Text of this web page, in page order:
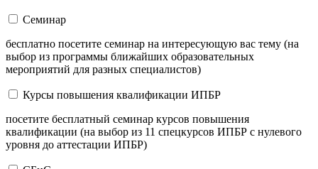
Семинар
бесплатно посетите семинар на интересующую вас тему (на
выбор из программы ближайших образовательных
мероприятий для разных специалистов)
Курсы повышения квалификации ИПБР
посетите бесплатный семинар курсов повышения
квалификации (на выбор из 11 спецкурсов ИПБР с нулевого
уровня до аттестации ИПБР)